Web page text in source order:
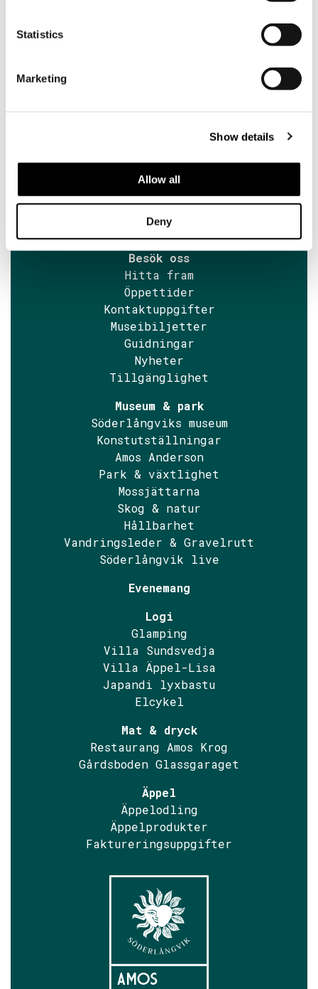
Statistics
Marketing
Show details
Allow all
Deny
Söderlångvik
Amos Anderson vägen 2, 25870
sales@soderlangvik.fi
Besök oss
Hitta fram
Öppettider
Kontaktuppgifter
Museibiljetter
Guidningar
Nyheter
Tillgänglighet
Museum & park
Söderlångviks museum
Konstutställningar
Amos Anderson
Park & växtlighet
Mossjättarna
Skog & natur
Hållbarhet
Vandringsleder & Gravelrutt
Söderlångvik live
Evenemang
Logi
Glamping
Villa Sundsvedja
Villa Äppel-Lisa
Japandi lyxbastu
Elcykel
Mat & dryck
Restaurang Amos Krog
Gårdsboden Glassgaraget
Äppel
Äppelodling
Äppelprodukter
Faktureringsuppgifter